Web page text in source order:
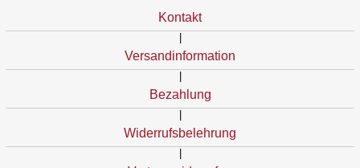
Kontakt
Versandinformation
Bezahlung
Widerrufsbelehrung